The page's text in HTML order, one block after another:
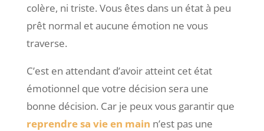
colère, ni triste. Vous êtes dans un état à peu
prêt normal et aucune émotion ne vous
traverse.
C’est en attendant d’avoir atteint cet état
émotionnel que votre décision sera une
bonne décision. Car je peux vous garantir que
reprendre sa vie en main n’est pas une